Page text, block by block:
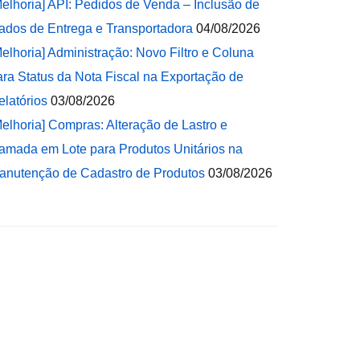
API: Pedidos de Venda – Inclusão de
de Entrega e Transportadora 04/08/2026
Administração: Novo Filtro e Coluna
Status da Nota Fiscal na Exportação de
03/08/2026
Compras: Alteração de Lastro e
em Lote para Produtos Unitários na
de Cadastro de Produtos 03/08/2026